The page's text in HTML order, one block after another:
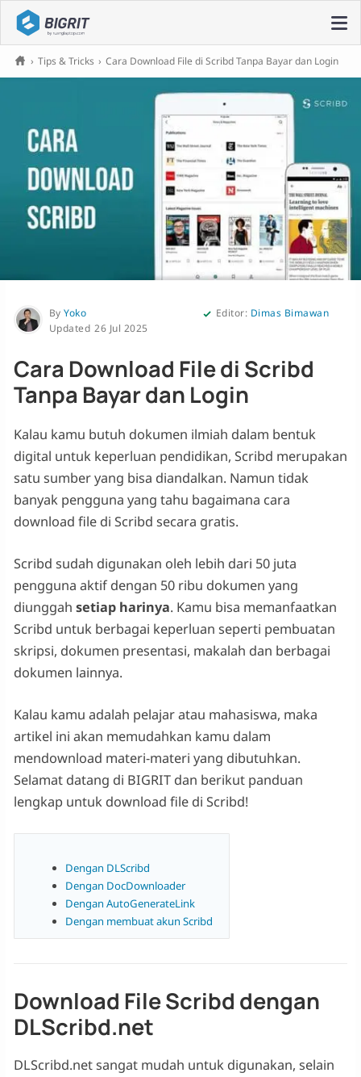
› Tips & Tricks › Cara Download File di Scribd Tanpa Bayar dan Login
ByYoko
26 Jul 2025
Editor: Dimas Bimawan
Cara Download File di Scribd
Tanpa Bayar dan Login
Kalau kamu butuh dokumen ilmiah dalam bentuk
digital untuk keperluan pendidikan, Scribd merupakan
satu sumber yang bisa diandalkan. Namun tidak
banyak pengguna yang tahu bagaimana cara
download file di Scribd secara gratis.
Scribd sudah digunakan oleh lebih dari 50 juta
pengguna aktif dengan 50 ribu dokumen yang
diunggah setiap harinya. Kamu bisa memanfaatkan
Scribd untuk berbagai keperluan seperti pembuatan
skripsi, dokumen presentasi, makalah dan berbagai
dokumen lainnya.
Kalau kamu adalah pelajar atau mahasiswa, maka
artikel ini akan memudahkan kamu dalam
mendownload materi-materi yang dibutuhkan.
Selamat datang di BIGRIT dan berikut panduan
lengkap untuk download file di Scribd!
Dengan DLScribd
Dengan DocDownloader
Dengan AutoGenerateLink
Dengan membuat akun Scribd
Download File Scribd dengan
DLScribd.net
DLScribd.net sangat mudah untuk digunakan, selain